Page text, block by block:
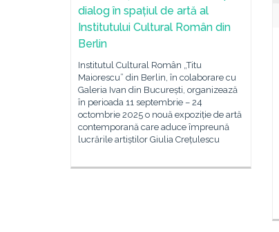
dialog în spațiul de artă al
Institutului Cultural Român din
Berlin
Institutul Cultural Român „Titu
Maiorescu” din Berlin, în colaborare cu
Galeria Ivan din București, organizează
în perioada 11 septembrie – 24
octombrie 2025 o nouă expoziție de artă
contemporană care aduce împreună
lucrările artiștilor Giulia Crețulescu